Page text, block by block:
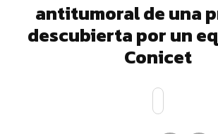
antitumoral de una
descubierta por un
Conicet